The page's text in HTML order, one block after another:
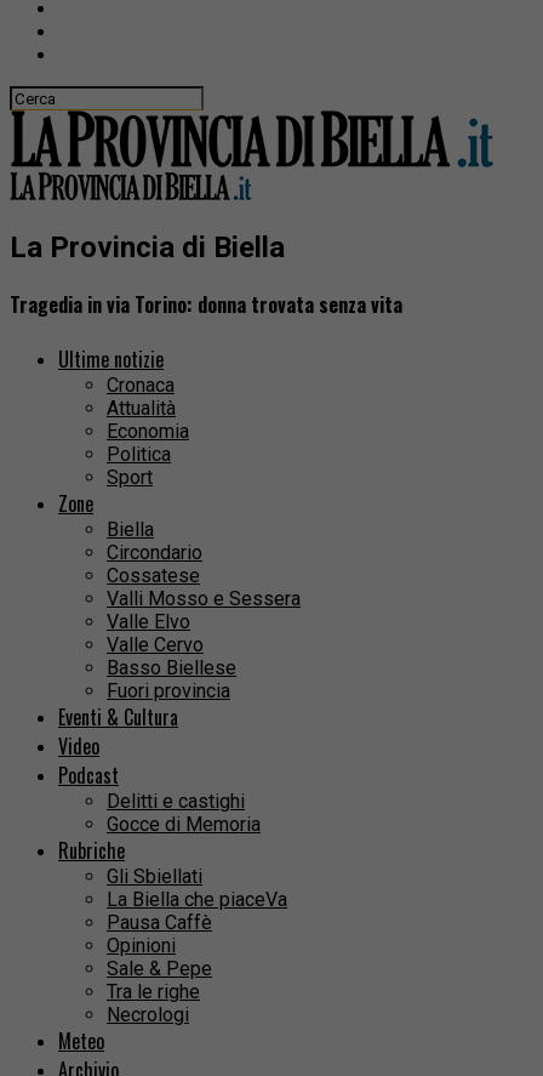
La Provincia di Biella
Tragedia in via Torino: donna trovata senza vita
Ultime notizie
Cronaca
Attualità
Economia
Politica
Sport
Zone
Biella
Circondario
Cossatese
Valli Mosso e Sessera
Valle Elvo
Valle Cervo
Basso Biellese
Fuori provincia
Eventi & Cultura
Video
Podcast
Delitti e castighi
Gocce di Memoria
Rubriche
Gli Sbiellati
La Biella che piaceVa
Pausa Caffè
Opinioni
Sale & Pepe
Tra le righe
Necrologi
Meteo